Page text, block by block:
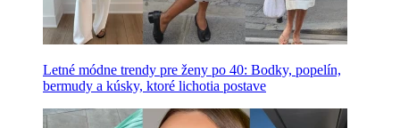
Letné módne trendy pre ženy po 40: Bodky, popelín,
bermudy a kúsky, ktoré lichotia postave